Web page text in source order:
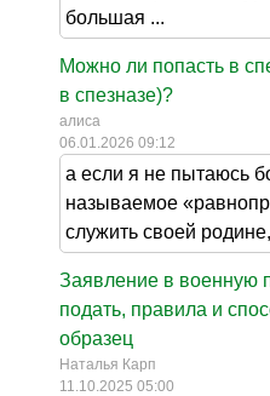
большая ...
Можно ли попасть в
в спезназе)?
алиса
06.01.2026 09:12
а если я не пытаюсь
называемое
служить своей родине,
Заявление в военную
подать, правила и
образец
Наталья Карп
11.10.2025 05:00